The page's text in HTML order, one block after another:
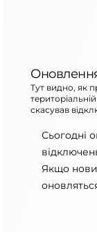
Тут видно, як
скасував
Сьогодні
Якщо